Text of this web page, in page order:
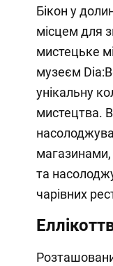
Бікон у
місцем для
мистецьке
музеєм
унікальну
мистецтва.
магазинами,
та
чарівних